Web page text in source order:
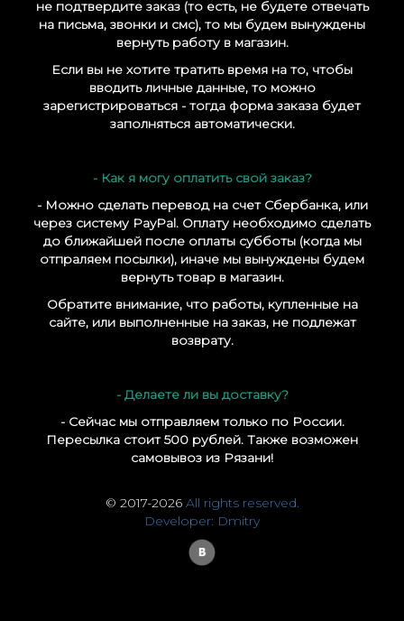
не подтвердите заказ (то есть, не будете отвечать
на письма, звонки и смс), то мы будем вынуждены
вернуть работу в магазин.
Если вы не хотите тратить время на то, чтобы
вводить личные данные, то можно
зарегистрироваться - тогда форма заказа будет
заполняться автоматически.
- Как я могу оплатить свой заказ?
- Можно сделать перевод на счет Сбербанка, или
через систему PayPal. Оплату необходимо сделать
до ближайшей после оплаты субботы (когда мы
отпраляем посылки), иначе мы вынуждены будем
вернуть товар в магазин.
Обратите внимание, что работы, купленные на
сайте, или выполненные на заказ, не подлежат
возврату.
- Делаете ли вы доставку?
- Сейчас мы отправляем только по России.
Пересылка стоит 500 рублей. Также возможен
самовывоз из Рязани!
© 2017-2026 All rights reserved.
Developer: Dmitry